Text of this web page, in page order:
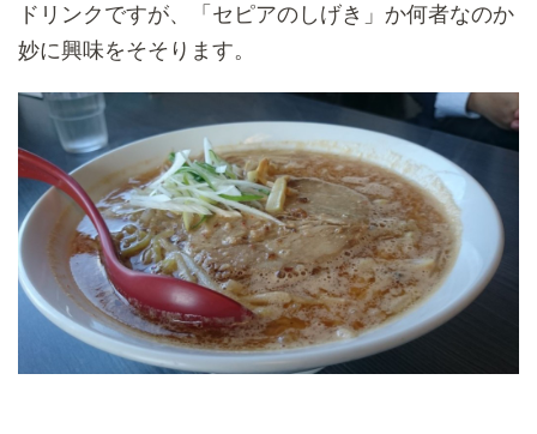
ドリンクですが、「セピアのしげき」か何者なのか
妙に興味をそそります。